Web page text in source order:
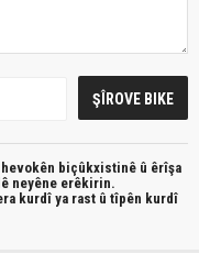
biçûkxistinê û êrîşa
neyêne erêkirin.
kurdî ya rast û tîpên kurdî